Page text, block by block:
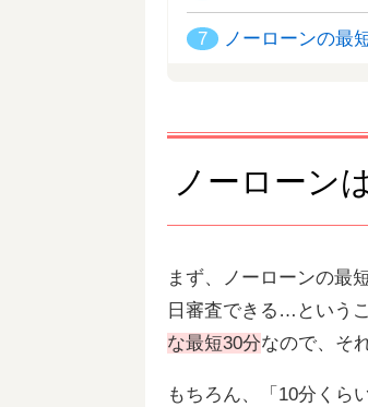
7 ノーローンの最
ノーローン
まず、ノーローンの最
日審査できる…というこ
な最短30分なので、そ
もちろん、「10分くら